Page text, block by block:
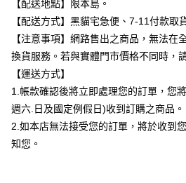
台灣樂天信用卡公司
全盈+PAY
大哥付你分期
相關說明
【大哥付你分期使用說明】
1.本服務由台灣大哥大提供，台灣大哥大用
2.付款方式選擇「大哥付你分期」，訂單成立
流程，驗證手機門號後，選擇欲分期的期數
成交易。
3.實際核准額度、可分期數及費用金額請依後
ATM付款
運送方式
全家取貨付款
【配送地點】限本島。
【配送方式】黑貓宅急便、7-11付款取
【注意事項】網路售出之商品，無法在
換貨服務。若與實體門市價格不同時，
【運送方式】
1.帳款確認後將立即處理您的訂單，您
週六.日及國定例假日)收到訂購之商品。
2.如本店無法接受您的訂單，將於收到
知您。